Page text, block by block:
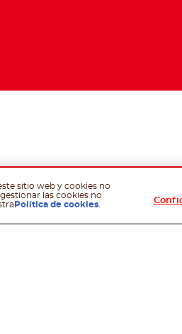
sitio web y cookies no
las cookies no
Política de cookies